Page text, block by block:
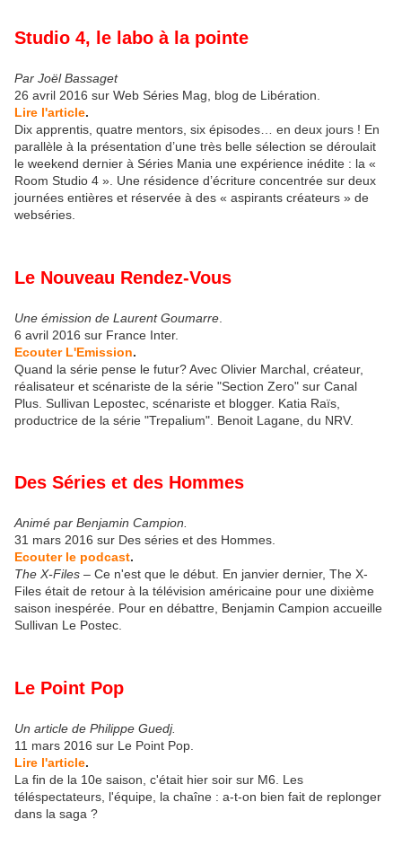
Studio 4, le labo à la pointe
Par Joël Bassaget
26 avril 2016 sur Web Séries Mag, blog de Libération.
Lire l'article.
Dix apprentis, quatre mentors, six épisodes… en deux jours ! En
parallèle à la présentation d’une très belle sélection se déroulait
le weekend dernier à Séries Mania une expérience inédite : la «
Room Studio 4 ». Une résidence d’écriture concentrée sur deux
journées entières et réservée à des « aspirants créateurs » de
webséries.
Le Nouveau Rendez-Vous
Une émission de Laurent Goumarre
6 avril 2016 sur France Inter.
Ecouter L'Emission.
Quand la série pense le futur? Avec Olivier Marchal, créateur,
réalisateur et scénariste de la série "Section Zero" sur Canal
Plus. Sullivan Lepostec, scénariste et blogger. Katia Raïs,
productrice de la série "Trepalium". Benoit Lagane, du NRV.
Des Séries et des Hommes
Animé par Benjamin Campion.
31 mars 2016 sur Des séries et des Hommes.
Ecouter le podcast.
The X-Files – Ce n'est que le début. En janvier dernier, The X-
Files était de retour à la télévision américaine pour une dixième
saison inespérée. Pour en débattre, Benjamin Campion accueille
Sullivan Le Postec.
Le Point Pop
Un article de Philippe Guedj.
11 mars 2016 sur Le Point Pop.
Lire l'article.
La fin de la 10e saison, c'était hier soir sur M6. Les
téléspectateurs, l'équipe, la chaîne : a-t-on bien fait de replonger
dans la saga ?